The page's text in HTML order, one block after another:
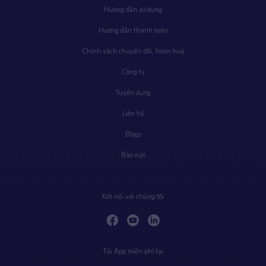
Hướng dẫn sử dụng
Hướng dẫn thanh toán
Chính sách chuyển đổi, hoàn huỷ
Công ty
Tuyển dụng
Liên hệ
Blogs
Bảo mật
Kết nối với chúng tôi
Tải App miễn phí tại